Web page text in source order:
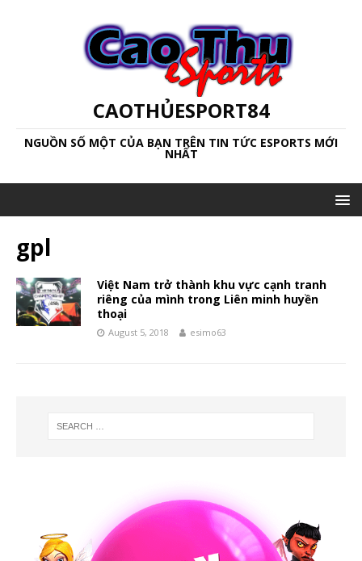
CAOTHỦESPORT84
NGUỒN SỐ MỘT CỦA BẠN TRÊN TIN TỨC ESPORTS MỚI
NHẤT
gpl
Việt Nam trở thành khu vực cạnh tranh
riêng của mình trong Liên minh huyền
thoại
August 5, 2018 esimo63